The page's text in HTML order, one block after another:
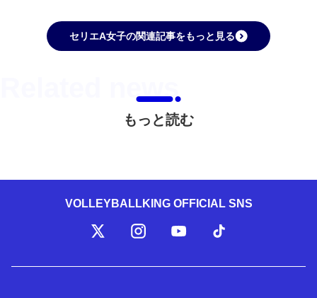
セリエA女子の関連記事をもっと見る
もっと読む
VOLLEYBALLKING OFFICIAL SNS